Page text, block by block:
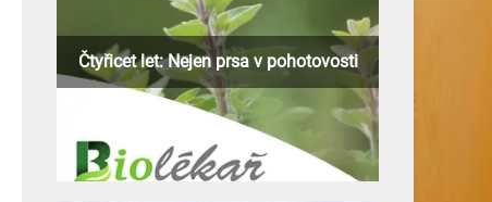
Čtyřicet let: Nejen prsa v pohotovosti